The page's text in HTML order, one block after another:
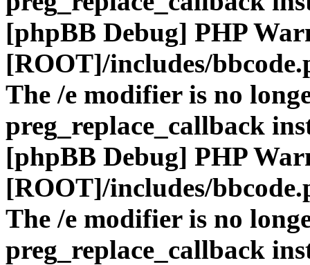
[phpBB Debug] PHP
[ROOT]/includes/
The /e modifier is no
preg_replace_callback
[phpBB Debug] PHP
[ROOT]/includes/
The /e modifier is no
preg_replace_callback